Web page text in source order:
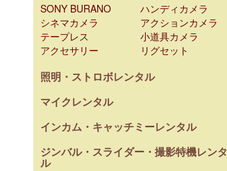
SONY BURANO
ハンディカメラ
シネマカメラ
アクションカメラ
テープレス
小道具カメラ
アクセサリー
リグセット
照明・ストロボレンタル
マイクレンタル
インカム・キャッチミーレンタル
ジンバル・スライダー・撮影特機レンタ
ル